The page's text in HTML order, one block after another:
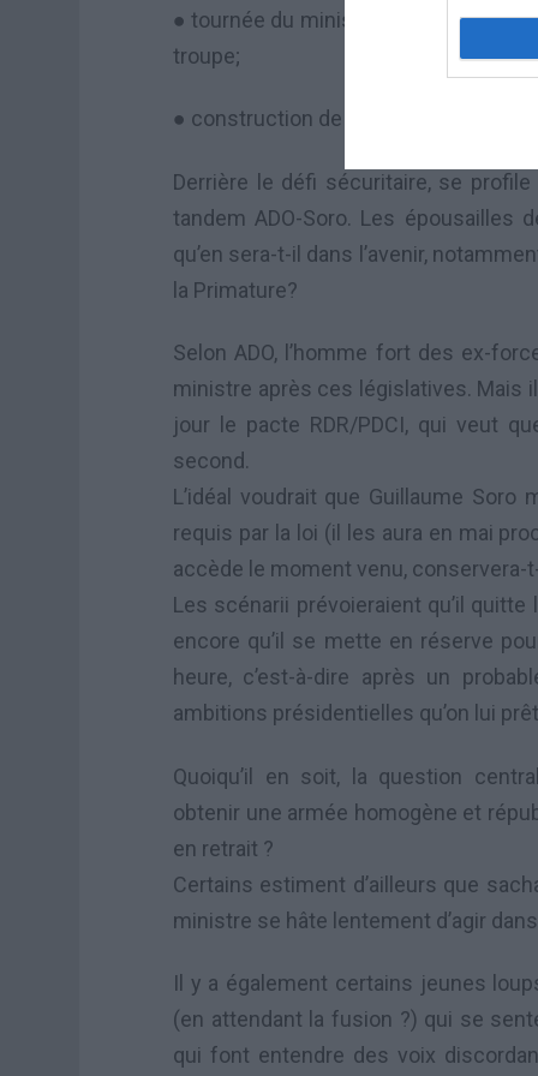
● tournée du ministre de la Défense
troupe;
● construction de 9 camps militaires
Derrière le défi sécuritaire, se
tandem ADO-Soro. Les épousailles
qu’en sera-t-il dans l’avenir,
la Primature?
Selon ADO, l’homme fort des ex-
ministre après ces législatives. Mais
jour le pacte RDR/PDCI, qui veut
second.
L’idéal voudrait que Guillaume Soro
requis par la loi (il les aura en mai
accède le moment venu,
Les scénarii prévoieraient qu’il
encore qu’il se mette en réserve
heure, c’est-à-dire après un
ambitions présidentielles qu’on lui
Quoiqu’il en soit, la question
obtenir une armée homogène et
en retrait ?
Certains estiment d’ailleurs que
ministre se hâte lentement d’agir
Il y a également certains jeunes
(en attendant la fusion ?) qui se
qui font entendre des voix